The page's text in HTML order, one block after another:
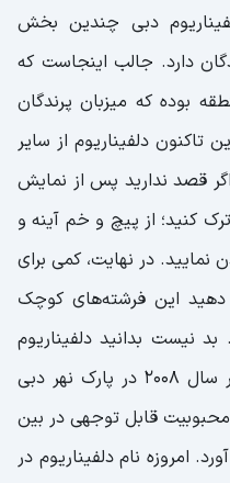
دبی چندین بخش
دارد. جالب اینجاست که
بوده که میزبان پرندگان
تاکنون دلفیناریوم از سایر
قصد ندارید پس از نمایش
کنید؛ از پیچ و خم آینه و
نمایید. در نهایت، کمی برای
دهید این فرشته‌های کوچک
بد نیست بدانید دلفیناریوم
دبی با مساحت ۵۰۰۰ متر مربع در سال ۲۰۰۸ در پارک نهر دبی
قابل توجهی در بین
امروزه نام دلفیناریوم در